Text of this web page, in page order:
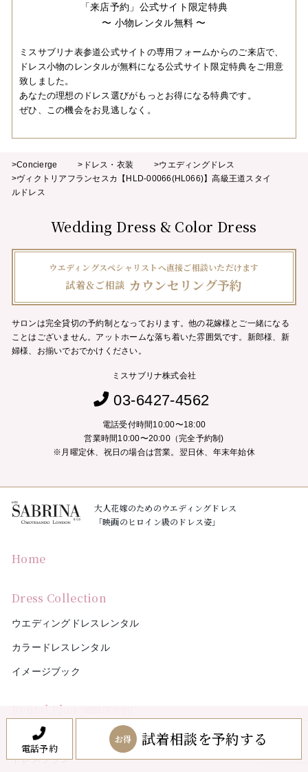
電話予約
お得 試着相談を予約する
「来店予約」公式サイト限定特典
〜 小物レンタル無料 〜
ミスサブリナ表参道公式サイトの専用フォームからのご来店で、
ドレス小物のレンタルが無料になる公式サイト限定特典をご用意
致しました。
あなたの理想のドレス選びがもっとお得になる特典です。
ぜひ、この機会をお見逃しなく。
>Concierge >ドレス・衣装
>ウエディングドレス
>ヴィクトリアフランセスカ【HLD-00066(HL066)】高級王道スタイ
ルドレス
Wedding Dress & Color Dress
ウエディングスペシャリストへ直接ご相談いただけます
試着＆ご相談 カウンセリング予約
サロンは完全貸切の予約制となっております。他の花嫁様とご一緒になる
ことはございません。 アットホームな落ち着いた雰囲気です。新郎様、新
婦様、お揃いでおでかけください。
ミスサブリナ株式会社
03-6427-4562
電話受付時間10:00〜18:00
営業時間10:00〜20:00（完全予約制)
※月曜定休、祝日の場合は営業。翌日休、年末年始休
大人花嫁のためのウエディングドレス
「映画のヒロイン級のドレス姿」
Home
Dress Collection
ウエディングドレスレンタル
カラードレスレンタル
イメージブック
Rental Plan
ペアプラン
ドレスプラン